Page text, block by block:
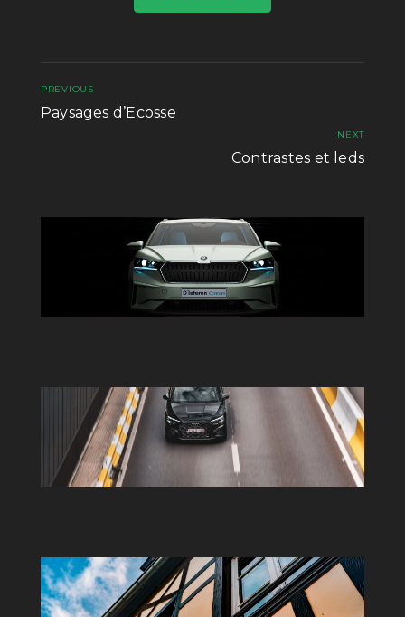
PREVIOUS
Paysages d’Ecosse
NEXT
Contrastes et leds